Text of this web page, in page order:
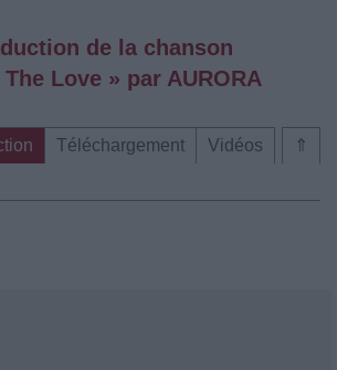
de la chanson
Love » par AURORA
⇑
Téléchargement
Vidéos